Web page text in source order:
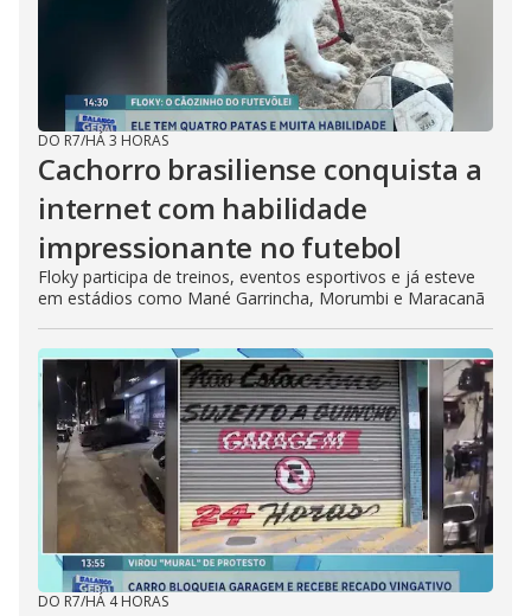
DO R7/HÁ 3 HORAS
Cachorro brasiliense conquista a
internet com habilidade
impressionante no futebol
Floky participa de treinos, eventos esportivos e já esteve
em estádios como Mané Garrincha, Morumbi e Maracanã
DO R7/HÁ 4 HORAS